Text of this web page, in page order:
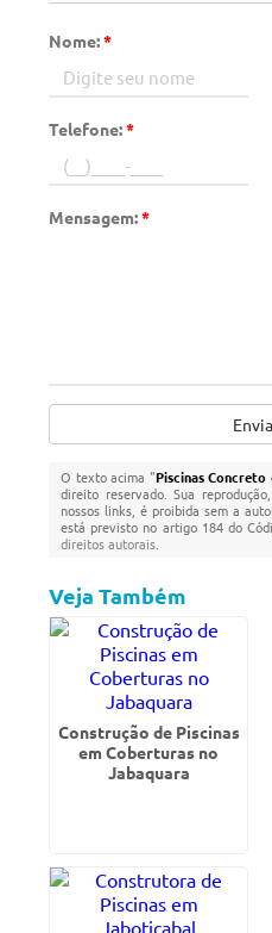
Nome:*
Telefone:*
Mensagem:*
O texto acima "Piscinas
direito reservado. Sua
nossos links, é proibida sem a
está previsto no artigo 184 do
direitos autorais
Veja Também
Construção de Piscinas
em Coberturas no
Jabaquara